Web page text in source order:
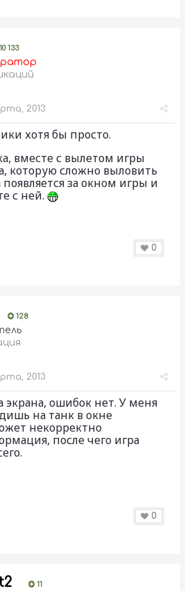
10 133
2013
хотя бы просто.
вместе с вылетом игры
которую сложно выловить
появляется за окном игры и
с ней.
0
128
2013
ошибок нет. У меня
на танк в окне
некорректно
после чего игра
0
11